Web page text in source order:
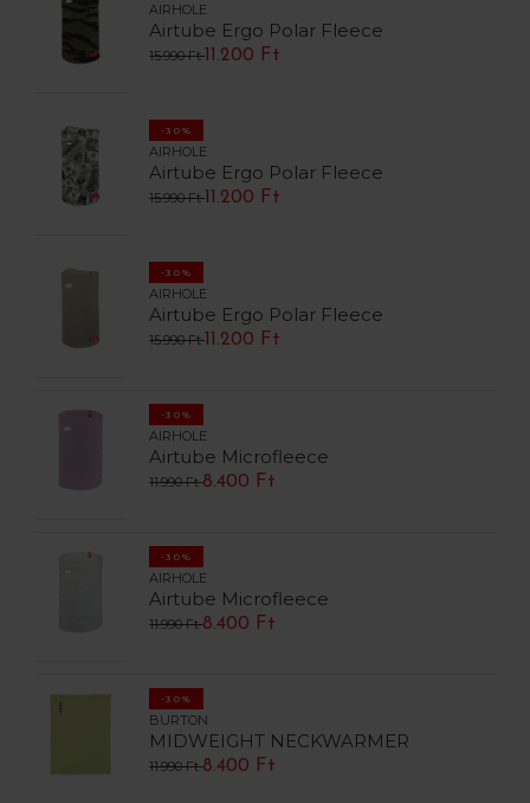
AIRHOLE
Airtube Ergo Polar Fleece
15.990 Ft 11.200 Ft
-30%
AIRHOLE
Airtube Ergo Polar Fleece
15.990 Ft 11.200 Ft
-30%
AIRHOLE
Airtube Ergo Polar Fleece
15.990 Ft 11.200 Ft
-30%
AIRHOLE
Airtube Microfleece
11.990 Ft8.400 Ft
-30%
AIRHOLE
Airtube Microfleece
11.990 Ft8.400 Ft
-30%
BURTON
MIDWEIGHT NECKWARMER
11.990 Ft8.400 Ft